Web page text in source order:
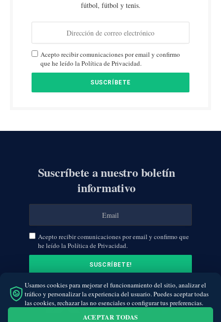
fútbol, fútbol y tenis.
Acepto recibir comunicaciones por email y confirmo
que he leído la Política de Privacidad.
Suscríbete a nuestro boletín
informativo
Acepto recibir comunicaciones por email y confirmo que
he leído la Política de Privacidad.
Usamos cookies para mejorar el funcionamiento del sitio, analizar el
tráfico y personalizar la experiencia del usuario. Puedes aceptar todas
las cookies, rechazar las no esenciales o configurar tus preferencias.
ACEPTAR TODAS